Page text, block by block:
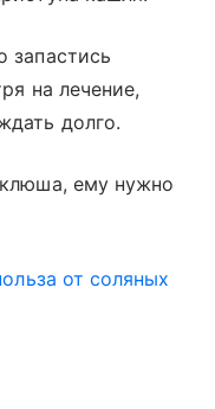
запастись
на лечение,
долго.
ему нужно
от соляных